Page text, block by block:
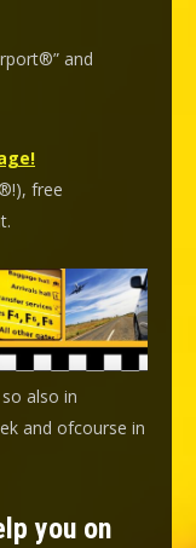
and
free
also in
and ofcourse in
you on